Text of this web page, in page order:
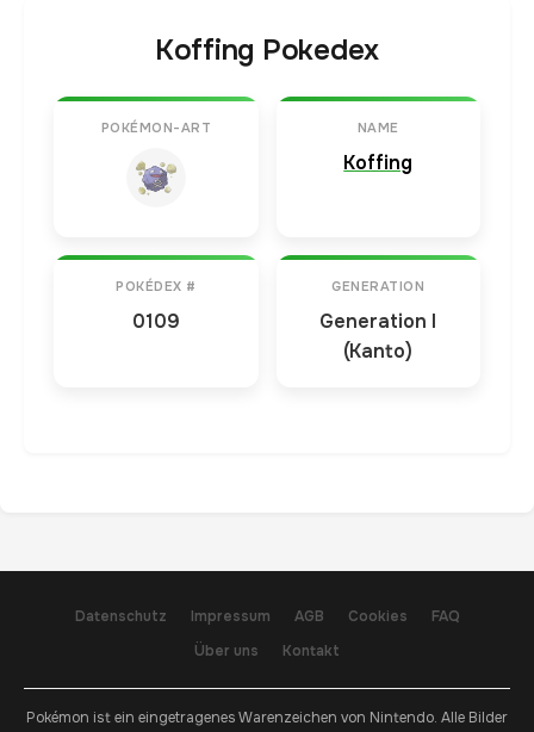
Koffing Pokedex
POKÉMON-ART NAME
Koffing
POKÉDEX #
0109
GENERATION
Generation I
(Kanto)
Datenschutz Impressum AGB Cookies
FAQ
Über uns
Kontakt
Pokémon ist ein eingetragenes Warenzeichen von Nintendo. Alle Bilder